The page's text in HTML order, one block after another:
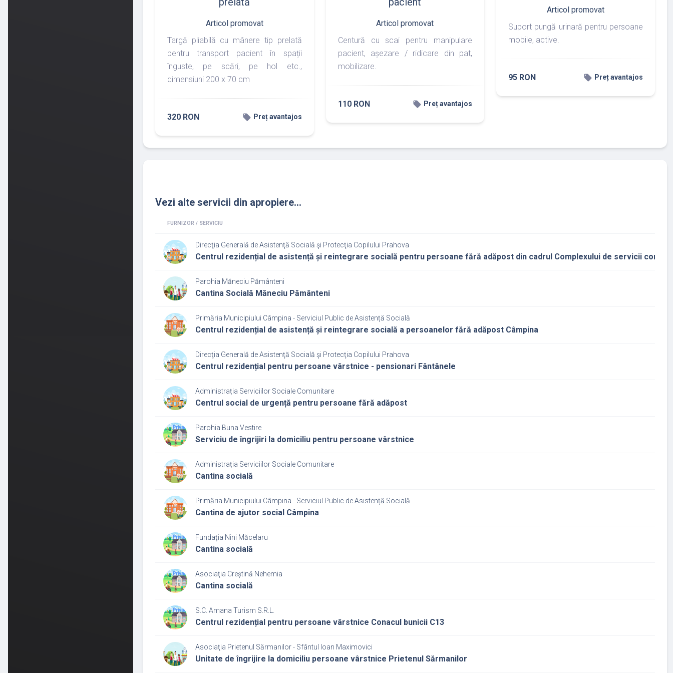
Articol promovat
Targă pliabilă cu mânere tip prelată
pentru transport pacient în spații
înguste, pe scări, pe hol etc.,
dimensiuni 200 x 70 cm
320 RON local_offer Preț avantajos
Articol promovat
Centură cu scai pentru manipulare
pacient, așezare / ridicare din pat,
mobilizare.
110 RON local_offer Preț avantajos
Articol promovat
Suport pungă urinară pentru persoane
mobile, active.
95 RON local_offer Preț avantajos
Vezi alte servicii din apropiere...
FURNIZOR / SERVICIU
Direcţia Generală de Asistenţă Socială şi Protecţia Copilului Prahova
Centrul rezidențial de asistență și reintegrare socială pentru persoane fără adăpost din cadrul Complexului de servicii
Parohia Măneciu Pământeni
Cantina Socială Măneciu Pământeni
Primăria Municipiului Câmpina - Serviciul Public de Asistență Socială
Centrul rezidențial de asistență și reintegrare socială a persoanelor fără adăpost Câmpina
Direcţia Generală de Asistenţă Socială şi Protecţia Copilului Prahova
Centrul rezidențial pentru persoane vârstnice - pensionari Fântânele
Administrația Serviciilor Sociale Comunitare
Centrul social de urgență pentru persoane fără adăpost
Parohia Buna Vestire
Serviciu de îngrijiri la domiciliu pentru persoane vârstnice
Administrația Serviciilor Sociale Comunitare
Cantina socială
Primăria Municipiului Câmpina - Serviciul Public de Asistență Socială
Cantina de ajutor social Câmpina
Fundația Nini Măcelaru
Cantina socială
Asociaţia Creștină Nehemia
Cantina socială
S.C. Amana Turism S.R.L.
Centrul rezidențial pentru persoane vârstnice Conacul bunicii C13
Asociaţia Prietenul Sărmanilor - Sfântul Ioan Maximovici
Unitate de îngrijire la domiciliu persoane vârstnice Prietenul Sărmanilor